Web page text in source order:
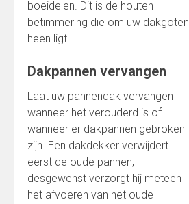
boeidelen. Dit is de houten
betimmering die om uw dakgoten
heen ligt.
Dakpannen vervangen
Laat uw pannendak vervangen
wanneer het verouderd is of
wanneer er dakpannen gebroken
zijn. Een dakdekker verwijdert
eerst de oude pannen,
desgewenst verzorgt hij meteen
het afvoeren van het oude